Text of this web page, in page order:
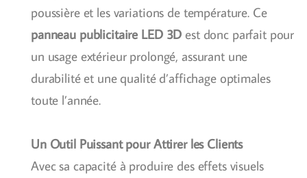
poussière et les variations de température. Ce
panneau publicitaire LED 3Dest donc parfait pour
un usage extérieur prolongé, assurant une
durabilité et une qualité d’affichage optimales
toute l’année.
Un Outil Puissant pour Attirer les Clients
Avec sa capacité à produire des effets visuels